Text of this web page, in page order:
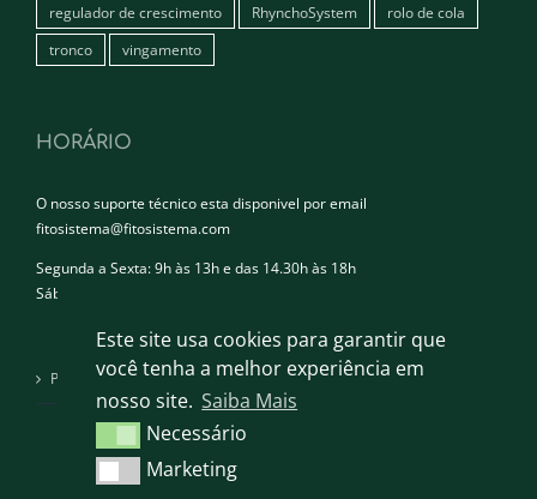
Este site usa cookies para garantir que
você tenha a melhor experiência em
nosso site. Saiba Mais
Necessário
Necessário
MarketingMarketing
regulador de crescimento
RhynchoSystem
rolo de cola
tronco
vingamento
HORÁRIO
O nosso suporte técnico esta disponivel por email
fitosistema@fitosistema.com
Segunda a Sexta: 9h às 13h e das 14.30h às 18h
Sábado e Domingo: Encerrado
Política de privacidade